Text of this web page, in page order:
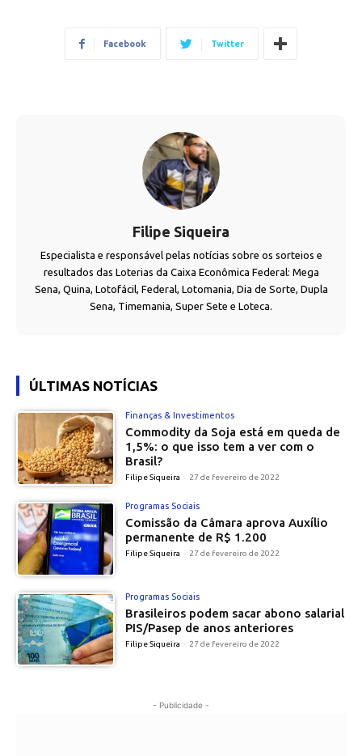
Facebook Twitter
Filipe Siqueira
Especialista e responsável pelas notícias sobre os sorteios e
resultados das Loterias da Caixa Econômica Federal: Mega
Sena, Quina, Lotofácil, Federal, Lotomania, Dia de Sorte, Dupla
Sena, Timemania, Super Sete e Loteca.
ÚLTIMAS NOTÍCIAS
Finanças & Investimentos
Commodity da Soja está em queda de
1,5%: o que isso tem a ver com o
Brasil?
Filipe Siqueira - 27 de fevereiro de 2022
Programas Sociais
Comissão da Câmara aprova Auxílio
permanente de R$ 1.200
Filipe Siqueira - 27 de fevereiro de 2022
Programas Sociais
Brasileiros podem sacar abono salarial
PIS/Pasep de anos anteriores
Filipe Siqueira - 27 de fevereiro de 2022
- Publicidade -